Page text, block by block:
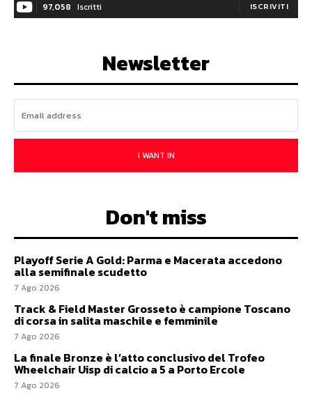
97,058 Iscritti ISCRIVITI
Newsletter
I WANT IN
Don't miss
Playoff Serie A Gold: Parma e Macerata accedono
alla semifinale scudetto
7 Ago 2026
Track & Field Master Grosseto è campione Toscano
di corsa in salita maschile e femminile
7 Ago 2026
La finale Bronze è l’atto conclusivo del Trofeo
Wheelchair Uisp di calcio a 5 a Porto Ercole
7 Ago 2026